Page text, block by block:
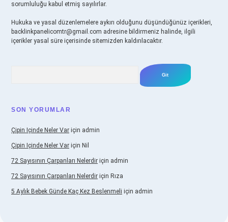
sorumluluğu kabul etmiş sayılırlar.
Hukuka ve yasal düzenlemelere aykırı olduğunu düşündüğünüz içerikleri,
backlinkpanelicomtr@gmail.com adresine bildirmeniz halinde, ilgili
içerikler yasal süre içerisinde sitemizden kaldırılacaktır.
SON YORUMLAR
Çipin Içinde Neler Var için admin
Çipin Içinde Neler Var için Nil
72 Sayısının Çarpanları Nelerdir için admin
72 Sayısının Çarpanları Nelerdir için Rıza
5 Aylık Bebek Günde Kaç Kez Beslenmeli için admin